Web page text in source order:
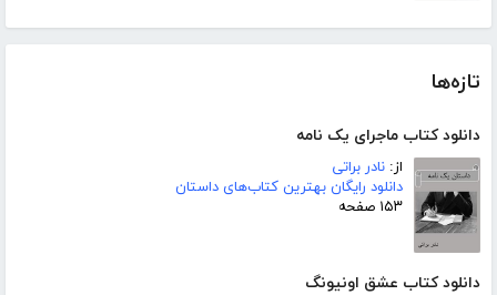
تازه‌ها
دانلود کتاب ماجرای یک نامه
از: نادر براتی
دانلود رایگان بهترین کتاب‌های داستان
۱۵۳ صفحه
دانلود کتاب عشق اونیونگ